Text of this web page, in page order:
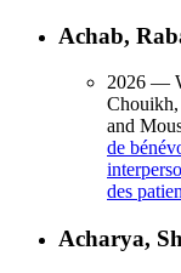
Achab,
2026 —
and
de
des
Acharya,